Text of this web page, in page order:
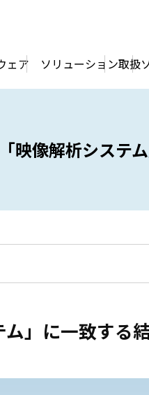
ェア ソリューション取扱
「映像解析システ
ム」に一致する